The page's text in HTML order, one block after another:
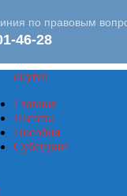
okytvk
Главная
Льготы
Пособия
Субсидии